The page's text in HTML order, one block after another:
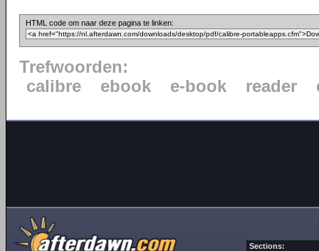
HTML code om naar deze pagina te linken:
Trefwoorden:
calibre
ebook e-book reader
Sections: